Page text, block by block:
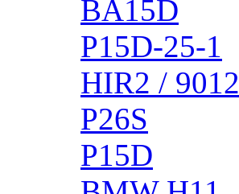
BA15D
P15D-25-1
HIR2 / 9012
P26S
P15D